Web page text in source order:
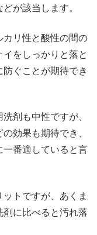
が該当します。
カリ性と酸性の間の
をしっかりと落と
ぐことが期待でき
剤も中性ですが、
効果も期待でき、
一番適していると言
トですが、あくま
に比べると汚れ落